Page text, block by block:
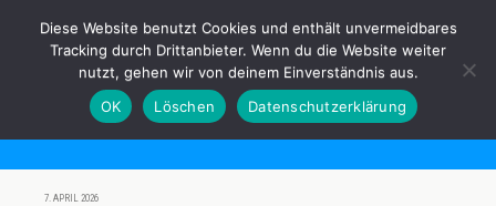
Anderes Sehen e.V.
Tags › Kinderbücher
7. APRIL 2026
Diese Website benutzt Cookies und enthält unvermeidbares
Tracking durch Drittanbieter. Wenn du die Website weiter
nutzt, gehen wir von deinem Einverständnis aus.
OK
Löschen Datenschutzerklärung